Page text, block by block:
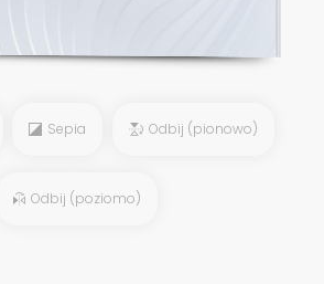
Sepia Odbij (pionowo)
Odbij (poziomo)